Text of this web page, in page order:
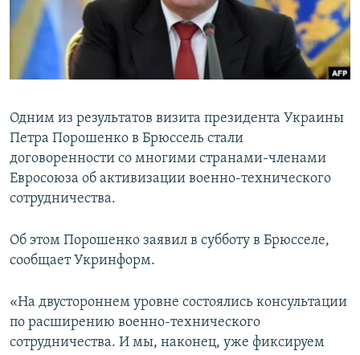
ПОБЕДИТЕЛЕЙ НЕ СУДЯТ?
КРЫМ.НЕПОКОРЕННЫЙ
ПРИСОЕДИНЯЙТЕСЬ!
Все сайты RFE/RL
Одним из результатов визита президента Украины
Петра Порошенко в Брюссель стали
договоренности со многими странами-членами
Евросоюза об активизации военно-технического
сотрудничества.
Об этом Порошенко заявил в субботу в Брюсселе,
сообщает Укринформ.
«На двустороннем уровне состоялись консультации
по расширению военно-технического
сотрудничества. И мы, наконец, уже фиксируем